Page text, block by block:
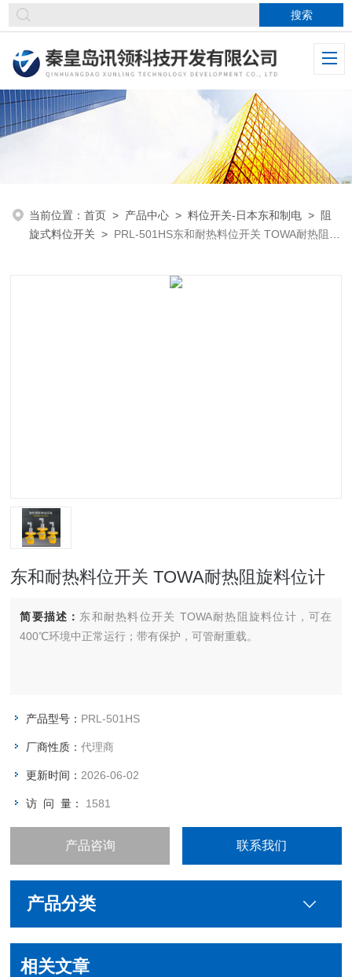
当前位置：首页 > 产品中心 >料位开关-日本东和制电 > 阻
旋式料位开关 > PRL-501HS东和耐热料位开关 TOWA耐热阻旋
东和耐热料位开关 TOWA耐热阻旋料位计
简要描述： 东和耐热料位开关 TOWA耐热阻旋料位计，可在
400℃环境中正常运行；带有保护，可管耐重载。
产品型号： PRL-501HS
厂商性质：代理商
更新时间： 2026-06-02
访 问 量： 1581
产品咨询 联系我们
产品分类
相关文章